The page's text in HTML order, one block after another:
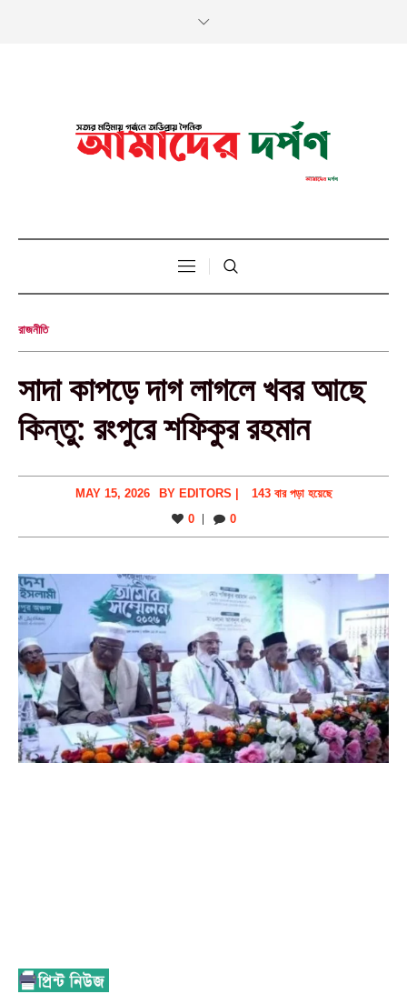
রাজনীতি
সাদা কাপড়ে দাগ লাগলে খবর আছে
কিন্তু: রংপুরে শফিকুর রহমান
MAY 15, 2026 BY EDITORS |
143 বার পড়া হয়েছে
0
0